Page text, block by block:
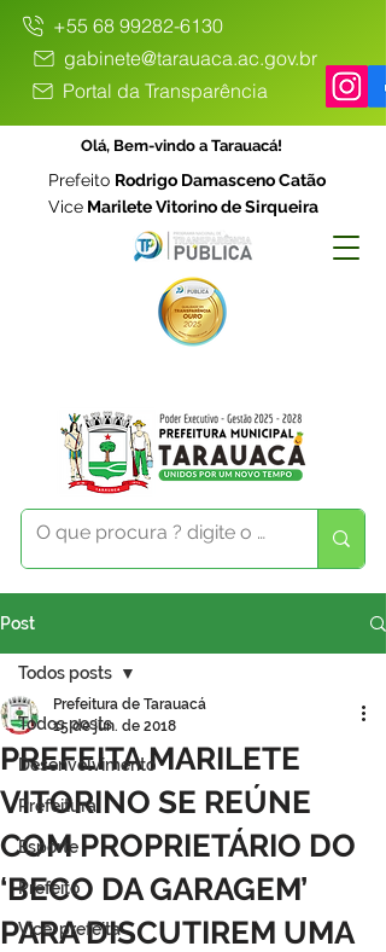
+55 68 99282-6130
gabinete@tarauaca.ac.gov.br
Portal da Transparência
Olá, Bem-vindo a Tarauacá!
Prefeito Rodrigo Damasceno Catão
Vice Marilete Vitorino de Sirqueira
Post
Todos posts
Desenvolvimento
Prefeitura
Esporte
Prefeito
Vice-prefeita
Todos posts
PREFEITA MARILETE
VITORINO SE REÚNE
COM PROPRIETÁRIO DO
‘BECO DA GARAGEM’
PARA DISCUTIREM UMA
Prefeitura de Tarauacá
15 de jun. de 2018